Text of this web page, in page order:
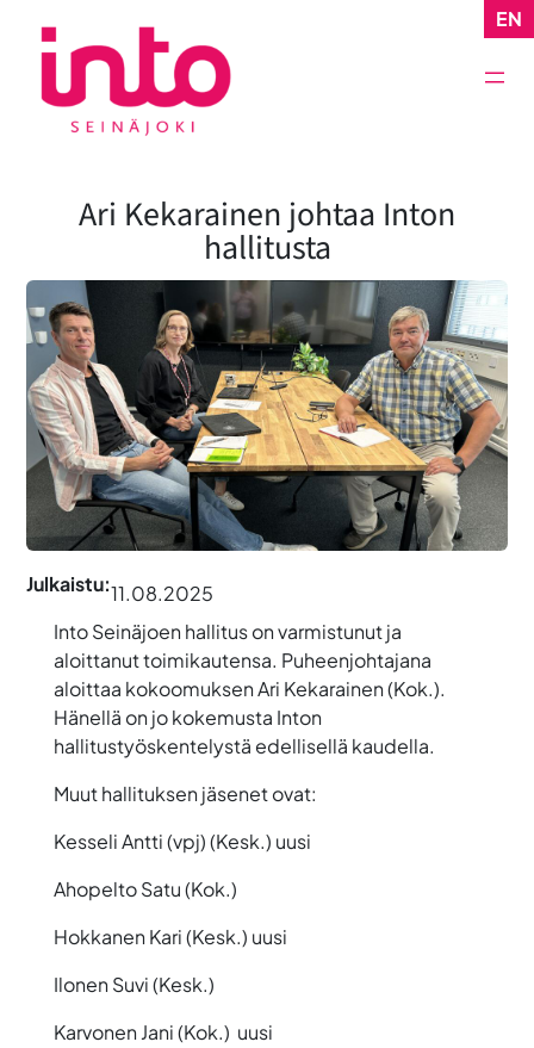
sisältöön
EN
Ari Kekarainen johtaa Inton
hallitusta
Julkaistu:11.08.2025
Into Seinäjoen hallitus on varmistunut ja
aloittanut toimikautensa. Puheenjohtajana
aloittaa kokoomuksen Ari Kekarainen (Kok.).
Hänellä on jo kokemusta Inton
hallitustyöskentelystä edellisellä kaudella.
Muut hallituksen jäsenet ovat:
Kesseli Antti (vpj) (Kesk.) uusi
Ahopelto Satu (Kok.)
Hokkanen Kari (Kesk.) uusi
Ilonen Suvi (Kesk.)
Karvonen Jani (Kok.) uusi